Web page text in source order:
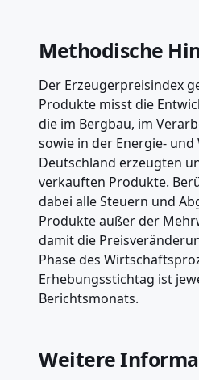
Methodische
Der Erzeugerpreisindex
Produkte misst die
die im Bergbau, im
sowie in der Energie-
Deutschland erzeugten
verkauften Produkte.
dabei alle Steuern und
Produkte außer der
damit die
Phase des
Erhebungsstichtag ist
Berichtsmonats.
Weitere